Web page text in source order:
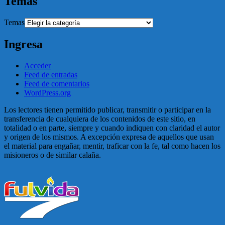
Temas
Ingresa
Acceder
Feed de entradas
Feed de comentarios
WordPress.org
Los lectores tienen permitido publicar, transmitir o participar en la
transferencia de cualquiera de los contenidos de este sitio, en
totalidad o en parte, siempre y cuando indiquen con claridad el autor
y origen de los mismos. A excepción expresa de aquellos que usan
el material para engañar, mentir, traficar con la fe, tal como hacen los
misioneros o de similar calaña.